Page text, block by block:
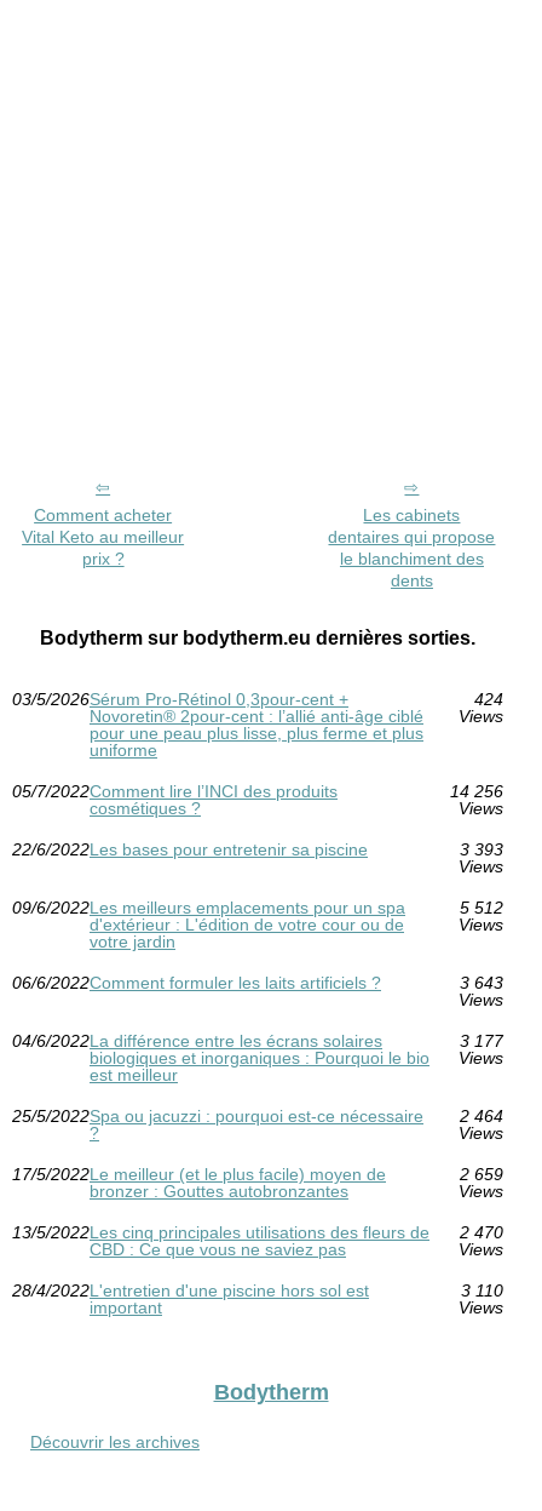
Comment acheter
Vital Keto au meilleur
prix ?
Les cabinets
dentaires qui propose
le blanchiment des
dents
Bodytherm sur bodytherm.eu dernières sorties.
03/5/2026Sérum Pro‑Rétinol 0,3pour-cent +
Novoretin® 2pour-cent : l’allié anti‑âge ciblé
pour une peau plus lisse, plus ferme et plus
uniforme
424
Views
05/7/2022Comment lire l’INCI des produits
cosmétiques ?
14 256
Views
22/6/2022Les bases pour entretenir sa piscine
3 393
Views
09/6/2022Les meilleurs emplacements pour un spa
d'extérieur : L'édition de votre cour ou de
votre jardin
5 512
Views
06/6/2022Comment formuler les laits artificiels ?
3 643
Views
04/6/2022La différence entre les écrans solaires
biologiques et inorganiques : Pourquoi le bio
est meilleur
3 177
Views
25/5/2022Spa ou jacuzzi : pourquoi est-ce nécessaire
?
2 464
Views
17/5/2022Le meilleur (et le plus facile) moyen de
bronzer : Gouttes autobronzantes
2 659
Views
13/5/2022Les cinq principales utilisations des fleurs de
CBD : Ce que vous ne saviez pas
2 470
Views
28/4/2022L'entretien d'une piscine hors sol est
important
3 110
Views
Bodytherm
Découvrir les archives